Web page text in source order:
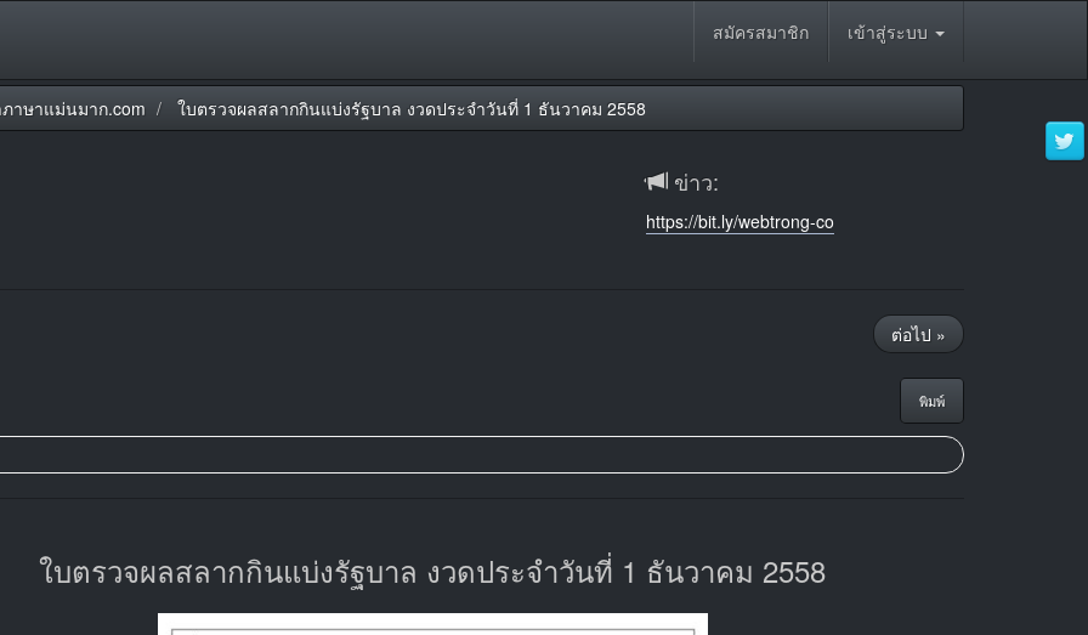
สมัครสมาชิก เข้าสู่ระบบ
าษาแม่นมาก.com ใบตรวจผลสลากกินแบ่งรัฐบาล งวดประจำวันที่ 1 ธันวาคม 2558
ข่าว:
https://bit.ly/webtrong-co
ต่อไป »
พิมพ์
ใบตรวจผลสลากกินแบ่งรัฐบาล งวดประจำวันที่ 1 ธันวาคม 2558